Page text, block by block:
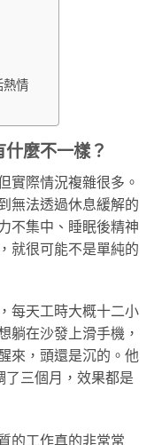
熱情
麼不一樣？
實際情況複雜很多。
無法透過休息緩解的
不集中、睡眠後精神
就很可能不是單純的
每天工時大概十二小
躺在沙發上滑手機，
來，頭還是沉的。他
了三個月，效果都是
的工作真的非常常